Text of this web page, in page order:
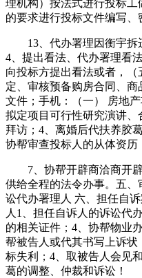
理机构）按法式进行投标
的要求进行投标文件编写、
13、代办署理因衡宇拆
4、提出看法、代办署理看
向投标方提出看法或者，
定、审核预备购房合同、
文件；手机：（一） 房地
拟定项目可行性研究演讲
拜访；4、离婚后代扶养胶
协帮审查投标人的从体资历
7、协帮开辟商洽商开辟
供给全程的法令办事。五
讼代办署理人 六、担任自
人1、担任自诉人的诉讼代
的相关证件；4、协帮物业
帮被告人或代其书写上诉
标失利；4、取被告人会见
葛的调整、仲裁和诉讼！